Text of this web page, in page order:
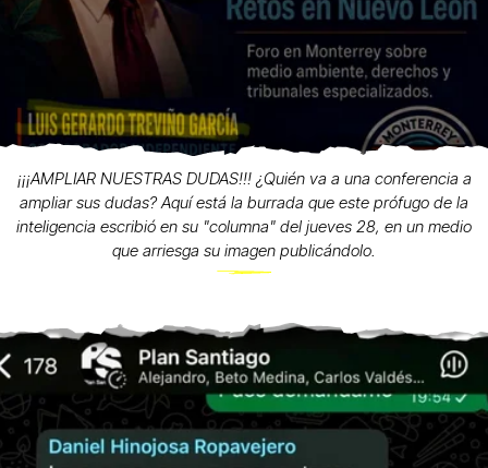
¡¡¡AMPLIAR NUESTRAS DUDAS!!! ¿Quién va a una conferencia a
ampliar sus dudas? Aquí está la burrada que este prófugo de la
inteligencia escribió en su "columna" del jueves 28, en un medio
que arriesga su imagen publicándolo.